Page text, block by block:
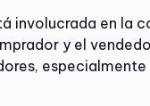
involucrada en la
y el
especialmente